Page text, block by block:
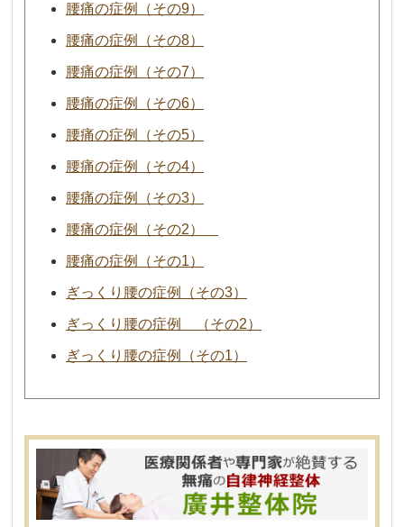
腰痛の症例（その9）
腰痛の症例（その8）
腰痛の症例（その7）
腰痛の症例（その6）
腰痛の症例（その5）
腰痛の症例（その4）
腰痛の症例（その3）
腰痛の症例（その2）
腰痛の症例（その1）
ぎっくり腰の症例（その3）
ぎっくり腰の症例 （その2）
ぎっくり腰の症例（その1）